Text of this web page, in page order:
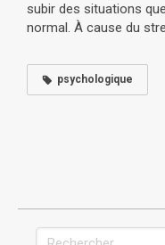
subir des situations
normal. À cause du
psychologique
Rechercher